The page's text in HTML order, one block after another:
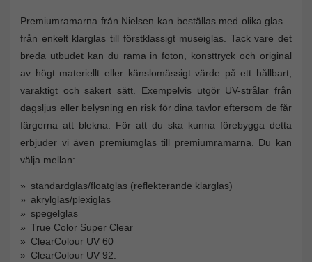
Premiumramarna från Nielsen kan beställas med olika glas –
från enkelt klarglas till förstklassigt museiglas. Tack vare det
breda utbudet kan du rama in foton, konsttryck och original
av högt materiellt eller känslomässigt värde på ett hållbart,
varaktigt och säkert sätt. Exempelvis utgör UV-strålar från
dagsljus eller belysning en risk för dina tavlor eftersom de får
färgerna att blekna. För att du ska kunna förebygga detta
erbjuder vi även premiumglas till premiumramarna. Du kan
välja mellan:
standardglas/floatglas (reflekterande klarglas)
akrylglas/plexiglas
spegelglas
True Color Super Clear
ClearColour UV 60
ClearColour UV 92.